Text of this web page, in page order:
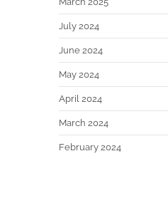
July 2024
June 2024
May 2024
April 2024
March 2024
February 2024